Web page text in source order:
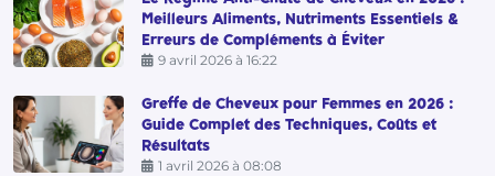
Meilleurs Aliments, Nutriments Essentiels &
Erreurs de Compléments à Éviter
9 avril 2026 à 16:22
Greffe de Cheveux pour Femmes en 2026 :
Guide Complet des Techniques, Coûts et
Résultats
1 avril 2026 à 08:08